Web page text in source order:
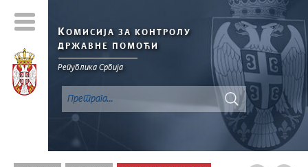
КОМИСИЈА ЗА КОНТРОЛУ
ДРЖАВНЕ ПОМОЋИ
Република Србија